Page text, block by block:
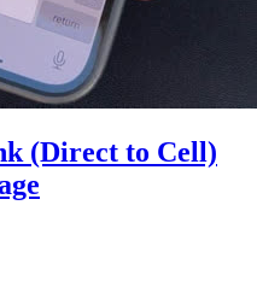
(Direct to Cell)